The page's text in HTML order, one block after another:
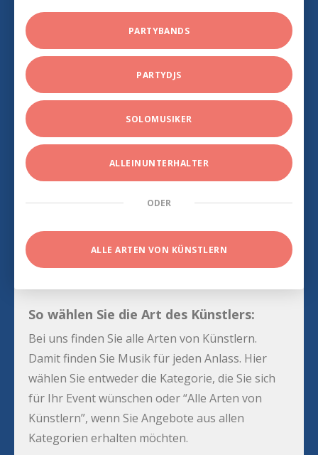
PARTYBANDS
PARTYDJS
SOLOMUSIKER
ALLEINUNTERHALTER
ODER
ALLE ARTEN VON KÜNSTLERN
So wählen Sie die Art des Künstlers:
Bei uns finden Sie alle Arten von Künstlern.
Damit finden Sie Musik für jeden Anlass. Hier
wählen Sie entweder die Kategorie, die Sie sich
für Ihr Event wünschen oder “Alle Arten von
Künstlern”, wenn Sie Angebote aus allen
Kategorien erhalten möchten.